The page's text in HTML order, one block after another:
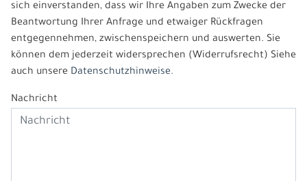
sich einverstanden, dass wir Ihre Angaben zum Zwecke der
Beantwortung Ihrer Anfrage und etwaiger Rückfragen
entgegennehmen, zwischenspeichern und auswerten. Sie
können dem jederzeit widersprechen (Widerrufsrecht) Siehe
auch unsere Datenschutzhinweise.
Nachricht